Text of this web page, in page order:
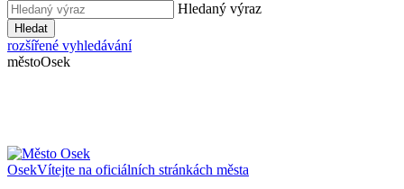
Hledaný výraz
Hledat
rozšířené vyhledávání
městoOsek
OsekVítejte na oficiálních stránkách města